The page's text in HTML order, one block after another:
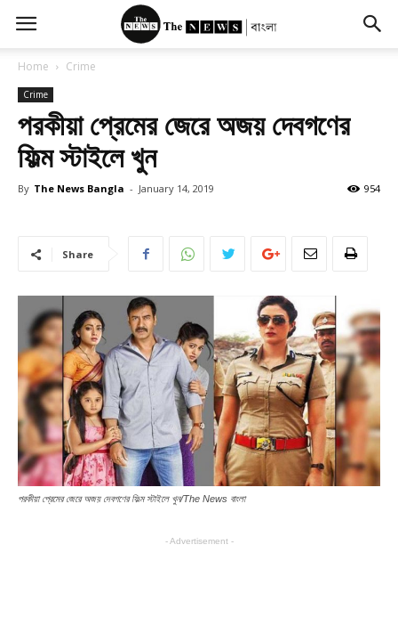
Home Crime
Crime
পরকীয়া প্রেমের জেরে অজয় দেবগণের
ফিল্ম স্টাইলে খুন
By The News Bangla - January 14, 2019 954
Share
পরকীয়া প্রেমের জেরে অজয় দেবগণের ফিল্ম স্টাইলে খুন/The News বাংলা
- Advertisement -